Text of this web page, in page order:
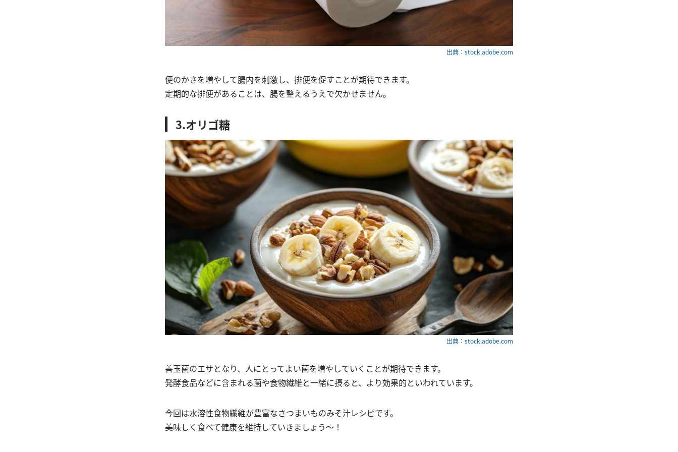
出典：stock.adobe.com
便のかさを増やして腸内を刺激し、排便を促すことが期待できます。
定期的な排便があることは、腸を整えるうえで欠かせません。
3.オリゴ糖
出典：stock.adobe.com
善玉菌のエサとなり、人にとってよい菌を増やしていくことが期待できます。
発酵食品などに含まれる菌や食物繊維と一緒に摂ると、より効果的といわれています。
今回は水溶性食物繊維が豊富なさつまいものみそ汁レシピです。
美味しく食べて健康を維持していきましょう〜！